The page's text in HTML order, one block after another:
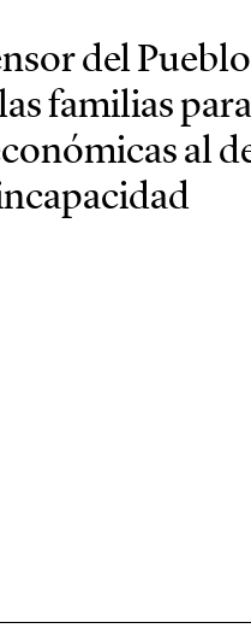
del
familias
al